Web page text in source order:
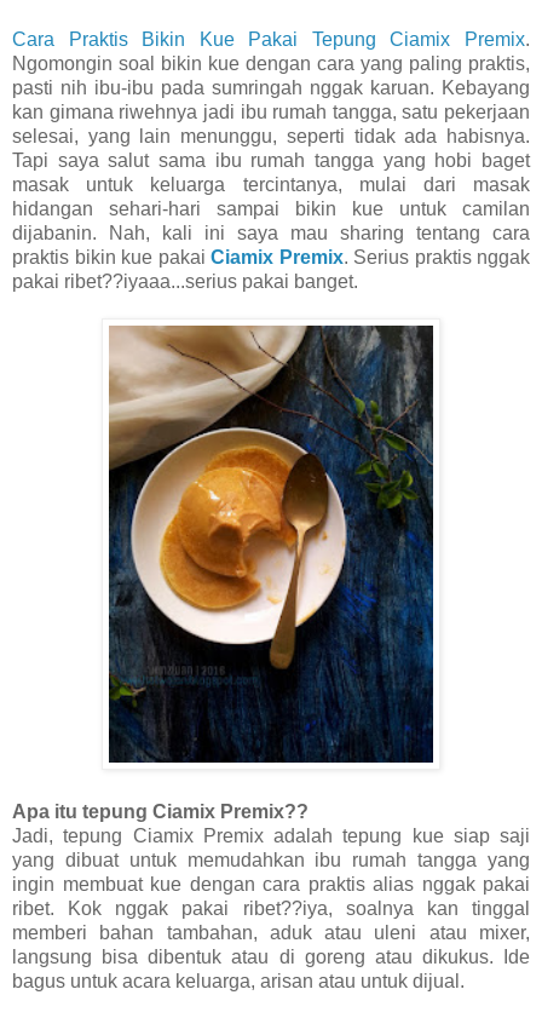
Cara Praktis Bikin Kue Pakai Tepung Ciamix Premix.
Ngomongin soal bikin kue dengan cara yang paling praktis,
pasti nih ibu-ibu pada sumringah nggak karuan. Kebayang
kan gimana riwehnya jadi ibu rumah tangga, satu pekerjaan
selesai, yang lain menunggu, seperti tidak ada habisnya.
Tapi saya salut sama ibu rumah tangga yang hobi baget
masak untuk keluarga tercintanya, mulai dari masak
hidangan sehari-hari sampai bikin kue untuk camilan
dijabanin. Nah, kali ini saya mau sharing tentang cara
praktis bikin kue pakai Ciamix Premix. Serius praktis nggak
pakai ribet??iyaaa...serius pakai banget.
Apa itu tepung Ciamix Premix??
Jadi, tepung Ciamix Premix adalah tepung kue siap saji
yang dibuat untuk memudahkan ibu rumah tangga yang
ingin membuat kue dengan cara praktis alias nggak pakai
ribet. Kok nggak pakai ribet??iya, soalnya kan tinggal
memberi bahan tambahan, aduk atau uleni atau mixer,
langsung bisa dibentuk atau di goreng atau dikukus. Ide
bagus untuk acara keluarga, arisan atau untuk dijual.